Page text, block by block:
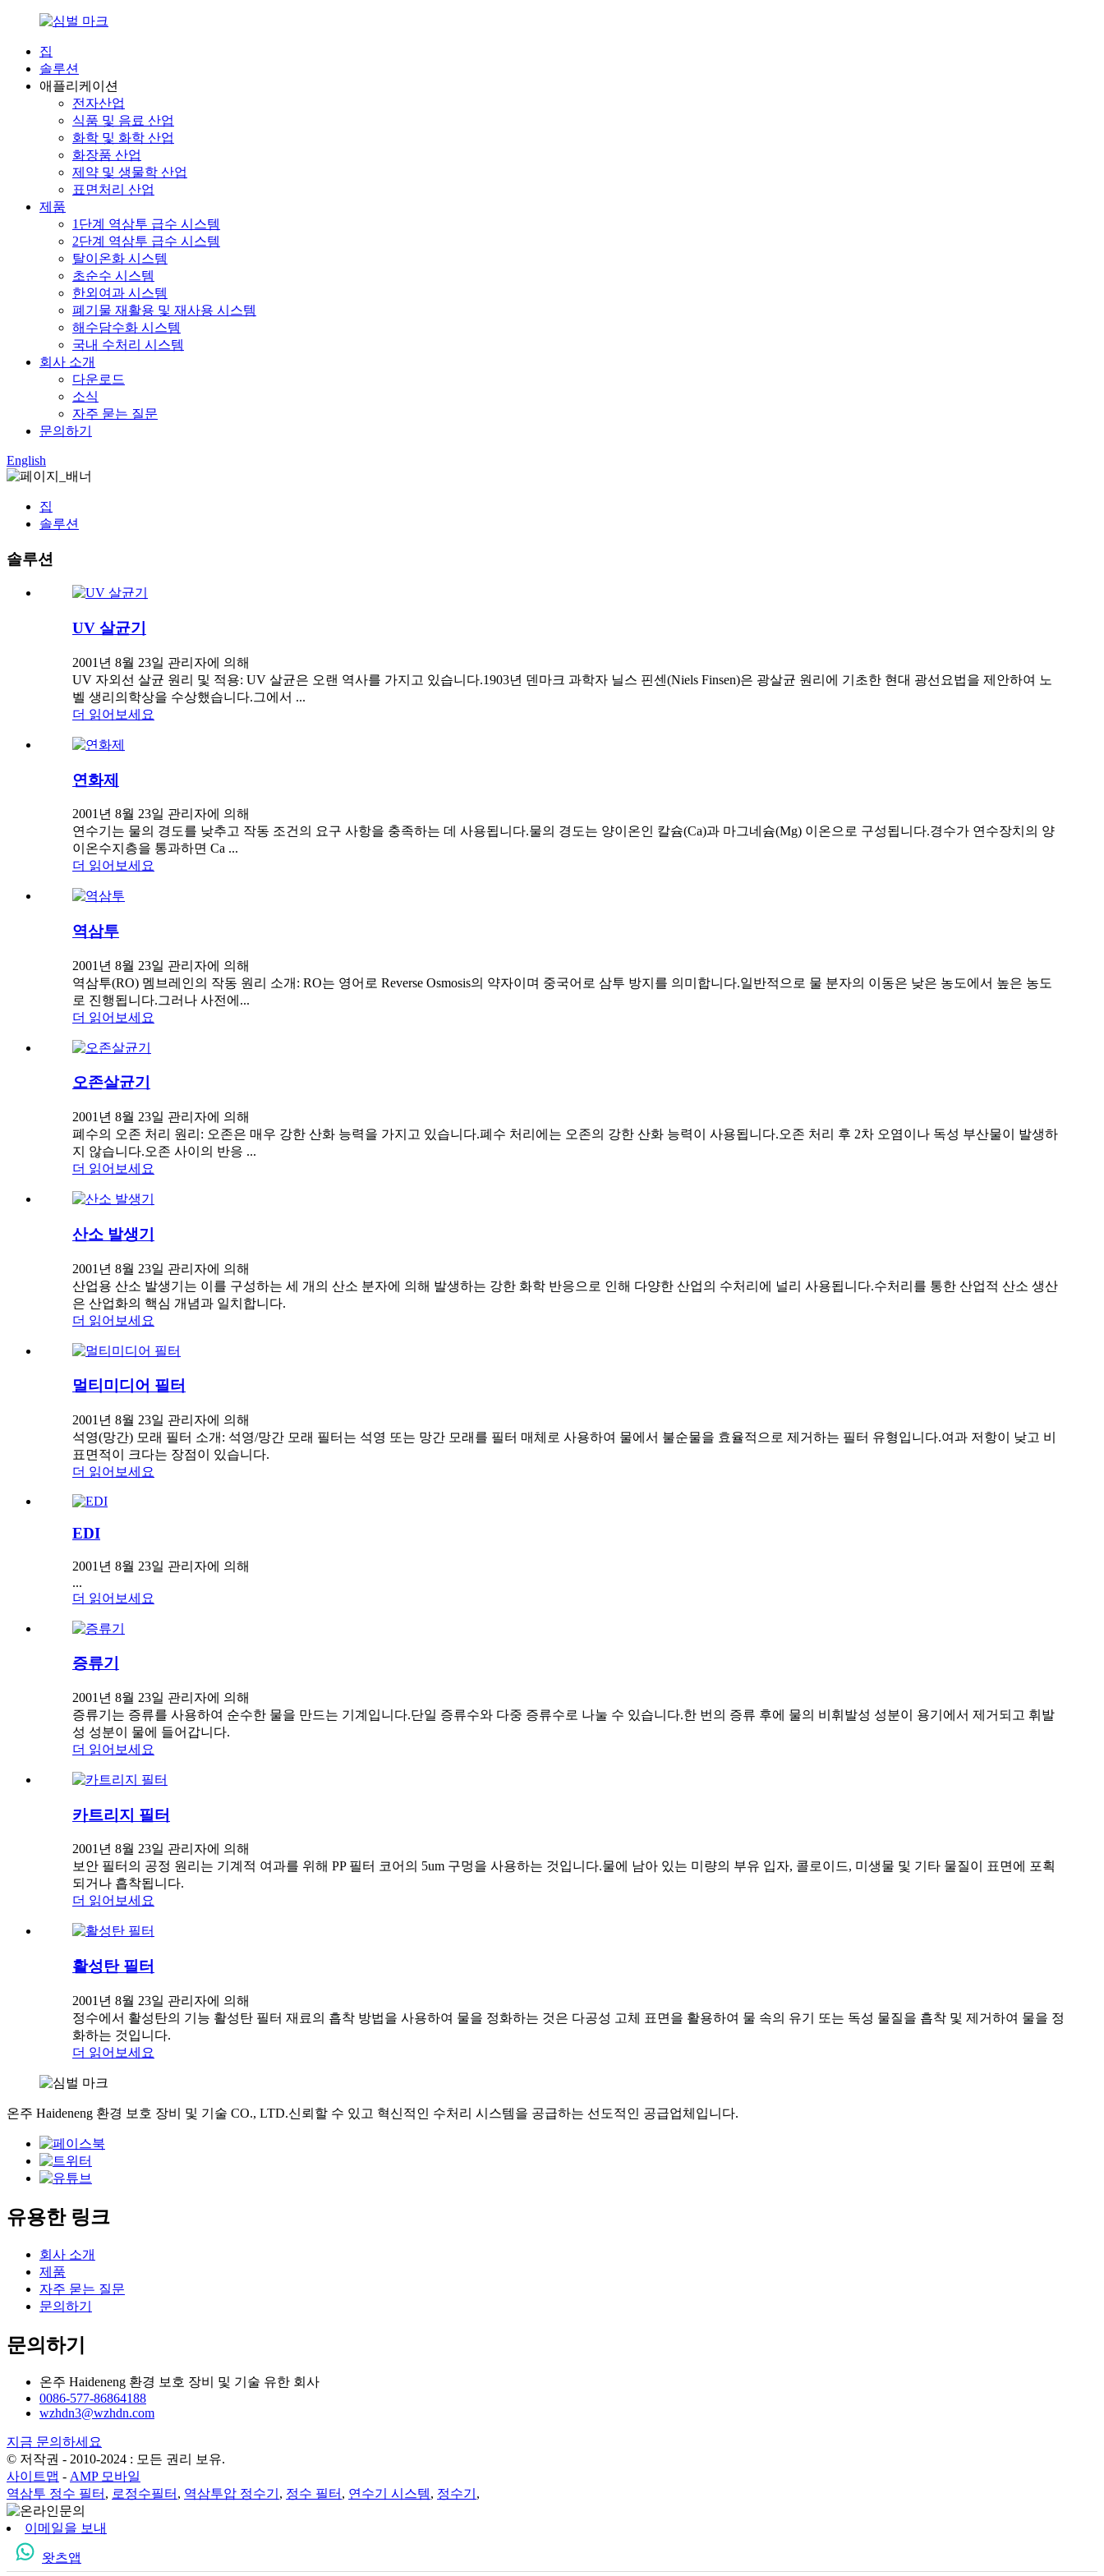
집
솔루션
애플리케이션
전자산업
식품 및 음료 산업
화학 및 화학 산업
화장품 산업
제약 및 생물학 산업
표면처리 산업
제품
1단계 역삼투 급수 시스템
2단계 역삼투 급수 시스템
탈이온화 시스템
초순수 시스템
한외여과 시스템
폐기물 재활용 및 재사용 시스템
해수담수화 시스템
국내 수처리 시스템
회사 소개
다운로드
소식
자주 묻는 질문
문의하기
English
집
솔루션
솔루션
UV 살균기
2001년 8월 23일 관리자에 의해
UV 자외선 살균 원리 및 적용: UV 살균은 오랜 역사를 가지고 있습니다.1903년 덴마크 과학자 닐스 핀센(Niels Finsen)은 광살균 원리에 기초한 현대 광선요법을 제안하여 노
벨 생리의학상을 수상했습니다.그에서 ...
더 읽어보세요
연화제
2001년 8월 23일 관리자에 의해
연수기는 물의 경도를 낮추고 작동 조건의 요구 사항을 충족하는 데 사용됩니다.물의 경도는 양이온인 칼슘(Ca)과 마그네슘(Mg) 이온으로 구성됩니다.경수가 연수장치의 양
이온수지층을 통과하면 Ca ...
더 읽어보세요
역삼투
2001년 8월 23일 관리자에 의해
역삼투(RO) 멤브레인의 작동 원리 소개: RO는 영어로 Reverse Osmosis의 약자이며 중국어로 삼투 방지를 의미합니다.일반적으로 물 분자의 이동은 낮은 농도에서 높은 농도
로 진행됩니다.그러나 사전에...
더 읽어보세요
오존살균기
2001년 8월 23일 관리자에 의해
폐수의 오존 처리 원리: 오존은 매우 강한 산화 능력을 가지고 있습니다.폐수 처리에는 오존의 강한 산화 능력이 사용됩니다.오존 처리 후 2차 오염이나 독성 부산물이 발생하
지 않습니다.오존 사이의 반응 ...
더 읽어보세요
산소 발생기
2001년 8월 23일 관리자에 의해
산업용 산소 발생기는 이를 구성하는 세 개의 산소 분자에 의해 발생하는 강한 화학 반응으로 인해 다양한 산업의 수처리에 널리 사용됩니다.수처리를 통한 산업적 산소 생산
은 산업화의 핵심 개념과 일치합니다.
더 읽어보세요
멀티미디어 필터
2001년 8월 23일 관리자에 의해
석영(망간) 모래 필터 소개: 석영/망간 모래 필터는 석영 또는 망간 모래를 필터 매체로 사용하여 물에서 불순물을 효율적으로 제거하는 필터 유형입니다.여과 저항이 낮고 비
표면적이 크다는 장점이 있습니다.
더 읽어보세요
EDI
2001년 8월 23일 관리자에 의해
...
더 읽어보세요
증류기
2001년 8월 23일 관리자에 의해
증류기는 증류를 사용하여 순수한 물을 만드는 기계입니다.단일 증류수와 다중 증류수로 나눌 수 있습니다.한 번의 증류 후에 물의 비휘발성 성분이 용기에서 제거되고 휘발
성 성분이 물에 들어갑니다.
더 읽어보세요
카트리지 필터
2001년 8월 23일 관리자에 의해
보안 필터의 공정 원리는 기계적 여과를 위해 PP 필터 코어의 5um 구멍을 사용하는 것입니다.물에 남아 있는 미량의 부유 입자, 콜로이드, 미생물 및 기타 물질이 표면에 포획
되거나 흡착됩니다.
더 읽어보세요
활성탄 필터
2001년 8월 23일 관리자에 의해
정수에서 활성탄의 기능 활성탄 필터 재료의 흡착 방법을 사용하여 물을 정화하는 것은 다공성 고체 표면을 활용하여 물 속의 유기 또는 독성 물질을 흡착 및 제거하여 물을 정
화하는 것입니다.
더 읽어보세요
온주 Haideneng 환경 보호 장비 및 기술 CO., LTD.신뢰할 수 있고 혁신적인 수처리 시스템을 공급하는 선도적인 공급업체입니다.
유용한 링크
회사 소개
제품
자주 묻는 질문
문의하기
문의하기
온주 Haideneng 환경 보호 장비 및 기술 유한 회사
0086-577-86864188
wzhdn3@wzhdn.com
지금 문의하세요
© 저작권 - 2010-2024 : 모든 권리 보유.
사이트맵 - AMP 모바일
역삼투 정수 필터 , 로정수필터 , 역삼투압 정수기 , 정수 필터 , 연수기 시스템, 정수기 ,
이메일을 보내
왓츠앱